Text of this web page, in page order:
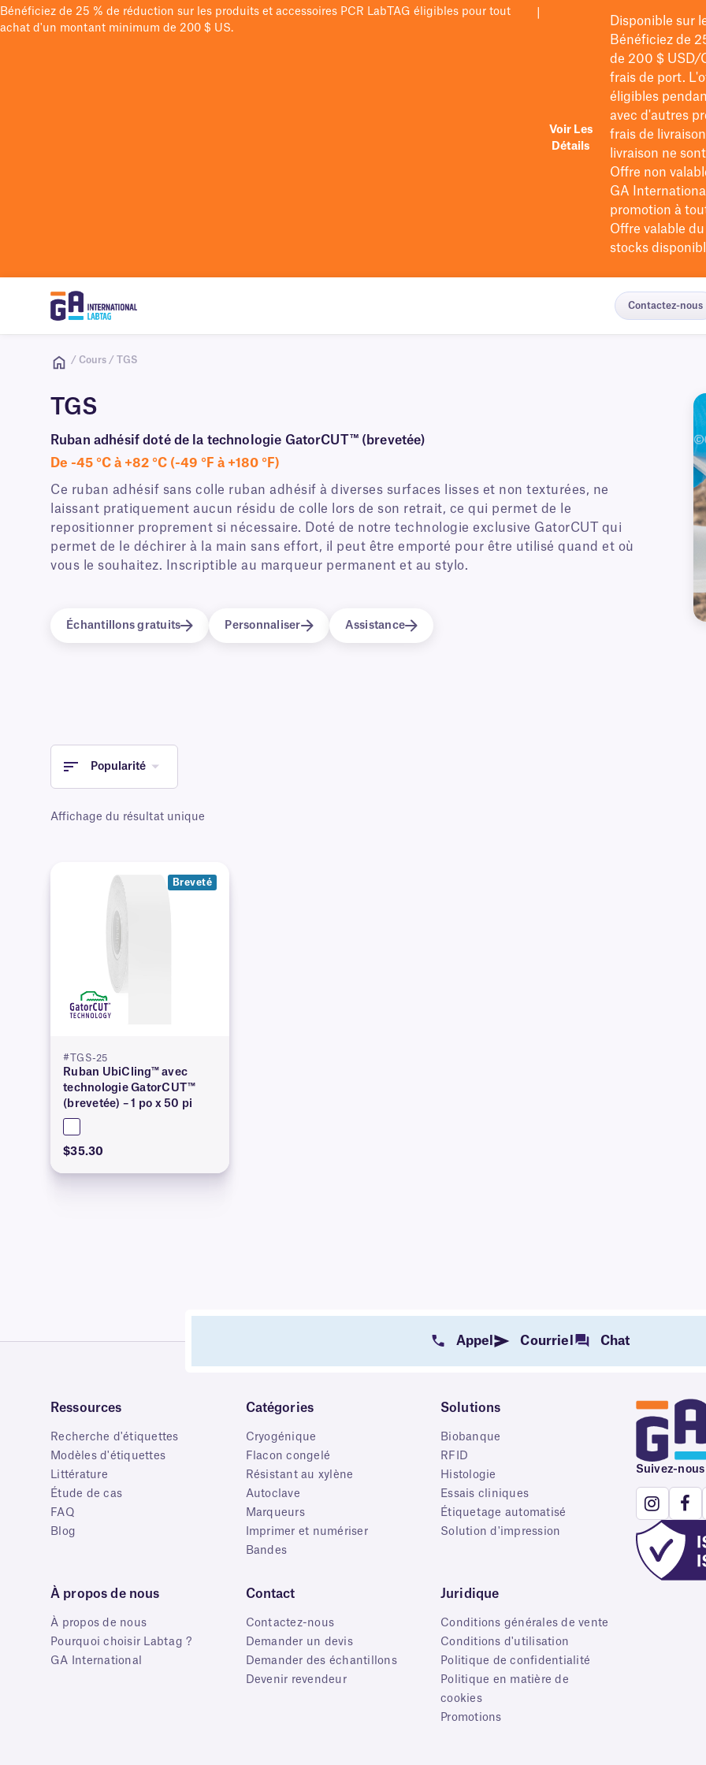
Bénéficiez de 25 % de réduction sur les produits et accessoires PCR LabTAG éligibles pour tout
achat d'un montant minimum de 200 $ US.
Voir Les
Détails
Disponible sur
Bénéficiez de
de 200 $USD/
frais de port.
éligibles
avec d'autres
frais de
livraison ne
Offre non
GA
promotion à
Offre valable
stocks
Contactez-nous
/ Cours / TGS
TGS
Ruban adhésif doté de la technologie GatorCUT™ (brevetée)
De -45 °C à +82 °C (-49 °F à +180 °F)
Ce ruban adhésif sans colle ruban adhésif à diverses surfaces lisses et non texturées, ne
laissant pratiquement aucun résidu de colle lors de son retrait, ce qui permet de le
repositionner proprement si nécessaire. Doté de notre technologie exclusive GatorCUT qui
permet de le déchirer à la main sans effort, il peut être emporté pour être utilisé quand et où
vous le souhaitez. Inscriptible au marqueur permanent et au stylo.
Échantillons gratuits Personnaliser Assistance
Popularité
Affichage du résultat unique
Breveté
#TGS-25
Ruban UbiCling™ avec
technologie GatorCUT™
(brevetée) – 1 po x 50 pi
$35.30
Appel Courriel Chat
Ressources
Recherche d'étiquettes
Modèles d'étiquettes
Littérature
Étude de cas
FAQ
Blog
Catégories
Cryogénique
Flacon congelé
Résistant au xylène
Autoclave
Marqueurs
Imprimer et numériser
Bandes
Solutions
Biobanque
RFID
Histologie
Essais cliniques
Étiquetage automatisé
Solution d'impression
À propos de nous
À propos de nous
Pourquoi choisir Labtag ?
GA International
Contact
Contactez-nous
Demander un devis
Demander des échantillons
Devenir revendeur
Juridique
Conditions générales de vente
Conditions d'utilisation
Politique de confidentialité
Politique en matière de
cookies
Promotions
Suivez-nous